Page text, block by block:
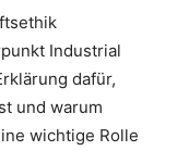
Industrial
dafür,
und warum
wichtige Rolle